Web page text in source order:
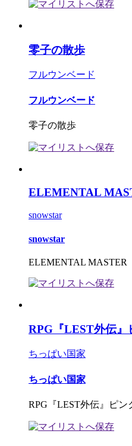
零子の散歩
フルウンベード
フルウンベード
零子の散歩
ELEMENTAL
snowstar
snowstar
ELEMENTAL MASTER
RPG『LEST外伝』
ちっぱい国家
ちっぱい国家
RPG『LEST外伝』ピ